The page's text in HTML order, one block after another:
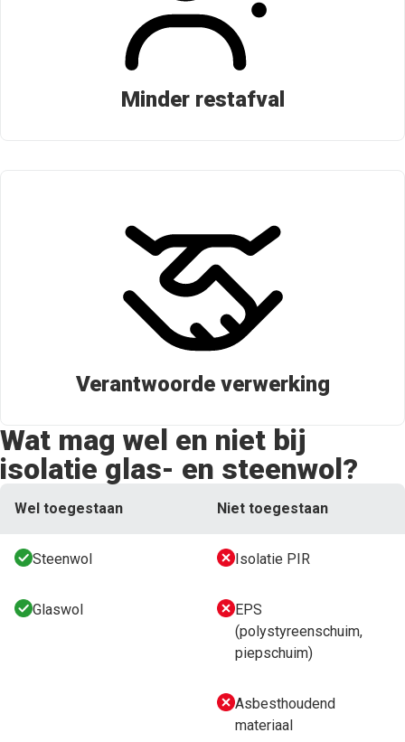
Minder restafval
Verantwoorde verwerking
Wat mag wel en niet bij
isolatie glas- en steenwol?
Wel toegestaan Niet toegestaan
Steenwol Isolatie PIR
Glaswol
EPS
(polystyreenschuim,
piepschuim)
Asbesthoudend
materiaal